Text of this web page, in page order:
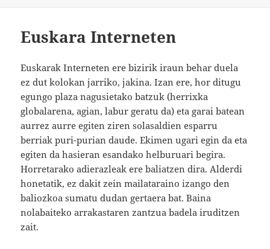
Euskara Interneten
Euskarak Interneten ere bizirik iraun behar duela
ez dut kolokan jarriko, jakina. Izan ere, hor ditugu
egungo plaza nagusietako batzuk (herrixka
globalarena, agian, labur geratu da) eta garai batean
aurrez aurre egiten ziren solasaldien esparru
berriak puri-purian daude. Ekimen ugari egin da eta
egiten da hasieran esandako helburuari begira.
Horretarako adierazleak ere baliatzen dira. Alderdi
honetatik, ez dakit zein mailataraino izango den
baliozkoa sumatu dudan gertaera bat. Baina
nolabaiteko arrakastaren zantzua badela iruditzen
zait.